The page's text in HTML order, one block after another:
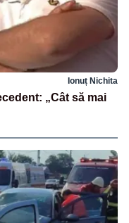
Ionuț Nichita
„Cât să mai